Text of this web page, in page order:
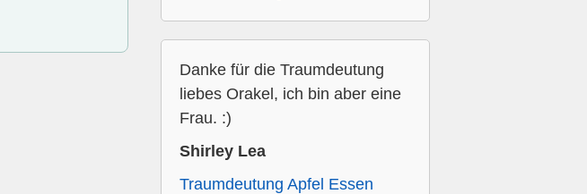
Danke für die Traumdeutung
liebes Orakel, ich bin aber eine
Frau. :)
Shirley Lea
Traumdeutung Apfel Essen